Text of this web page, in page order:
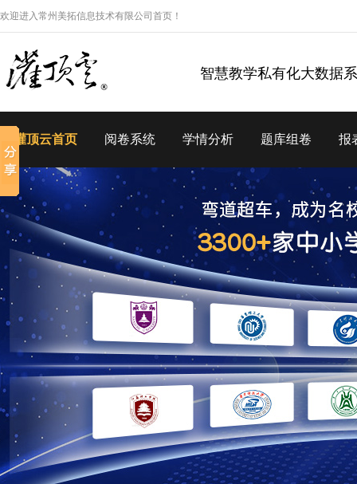
欢迎进入常州美拓信息技术有限公司首页！
智慧教学私有化大数据
灌顶云首页 阅卷系统 学情分析 题库组卷 报